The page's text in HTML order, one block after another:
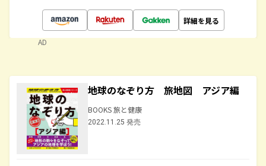
詳細を見る
AD
地球のなぞり方 旅地図 アジア編
BOOKS 旅と健康
2022.11.25 発売